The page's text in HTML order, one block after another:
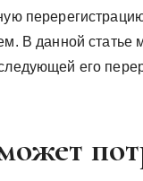
В данной статье
его